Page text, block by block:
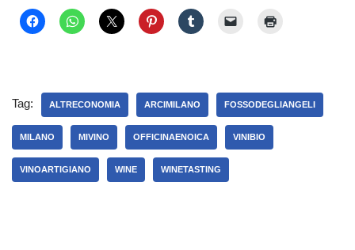
Tag: ALTRECONOMIA ARCIMILANO FOSSODEGLIANGELI
MILANO MIVINO OFFICINAENOICA VINIBIO
VINOARTIGIANO WINE WINETASTING